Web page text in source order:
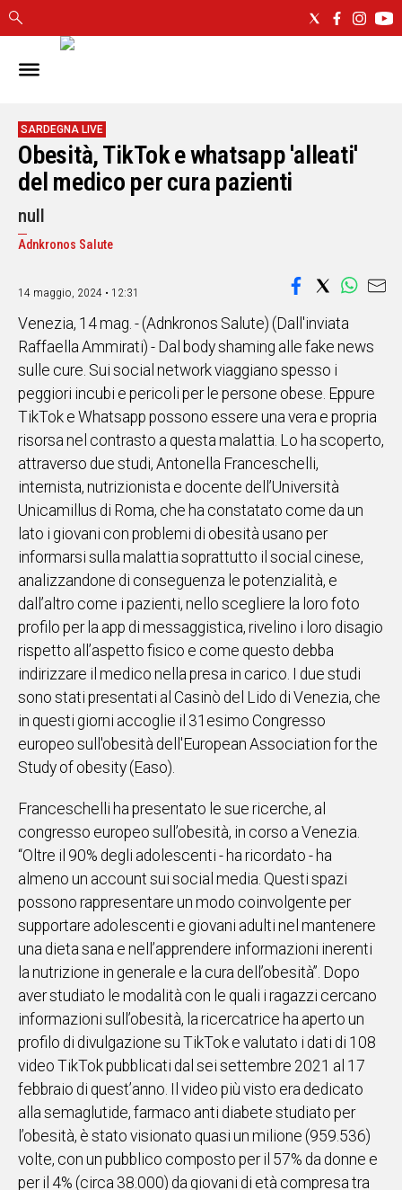
IN
CAGLIARI
SASSARI
NUORO
ORISTANO
SULCIS
GALLURA
MEDIO
ALTRE
NOTIZIE
POLITICA
IN
ITALIA
NEL
MONDO
SPORT
EVENTI
STORIE
VIDEO
Vai
UNISCITI
AL CANALE
Social
SARDEGNA LIVE
Obesità, TikTok e whatsapp 'alleati'
del medico per cura pazienti
null
Adnkronos Salute
14 maggio, 2024 • 12:31
Venezia, 14 mag. - (Adnkronos Salute) (Dall'inviata
Raffaella Ammirati) - Dal body shaming alle fake news
sulle cure. Sui social network viaggiano spesso i
peggiori incubi e pericoli per le persone obese. Eppure
TikTok e Whatsapp possono essere una vera e propria
risorsa nel contrasto a questa malattia. Lo ha scoperto,
attraverso due studi, Antonella Franceschelli,
internista, nutrizionista e docente dell’Università
Unicamillus di Roma, che ha constatato come da un
lato i giovani con problemi di obesità usano per
informarsi sulla malattia soprattutto il social cinese,
analizzandone di conseguenza le potenzialità, e
dall’altro come i pazienti, nello scegliere la loro foto
profilo per la app di messaggistica, rivelino i loro disagio
rispetto all’aspetto fisico e come questo debba
indirizzare il medico nella presa in carico. I due studi
sono stati presentati al Casinò del Lido di Venezia, che
in questi giorni accoglie il 31esimo Congresso
europeo sull'obesità dell'European Association for the
Study of obesity (Easo).
Franceschelli ha presentato le sue ricerche, al
congresso europeo sull’obesità, in corso a Venezia.
“Oltre il 90% degli adolescenti - ha ricordato - ha
almeno un account sui social media. Questi spazi
possono rappresentare un modo coinvolgente per
supportare adolescenti e giovani adulti nel mantenere
una dieta sana e nell’apprendere informazioni inerenti
la nutrizione in generale e la cura dell’obesità”. Dopo
aver studiato le modalità con le quali i ragazzi cercano
informazioni sull’obesità, la ricercatrice ha aperto un
profilo di divulgazione su TikTok e valutato i dati di 108
video TikTok pubblicati dal sei settembre 2021 al 17
febbraio di quest’anno. Il video più visto era dedicato
alla semaglutide, farmaco anti diabete studiato per
l’obesità, è stato visionato quasi un milione (959.536)
volte, con un pubblico composto per il 57% da donne e
per il 4% (circa 38.000) da giovani di età compresa tra